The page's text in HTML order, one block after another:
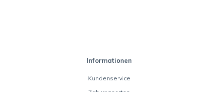
Informationen
Kundenservice